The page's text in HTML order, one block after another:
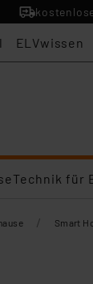
ELVwissen
Technik für
/ Smart